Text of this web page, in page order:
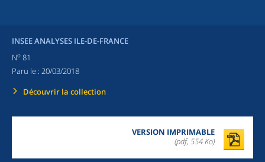
INSEE ANALYSES ILE-DE-FRANCE
No 81
Paru le : 20/03/2018
Découvrir la collection
VERSION IMPRIMABLE
(pdf, 554 Ko)